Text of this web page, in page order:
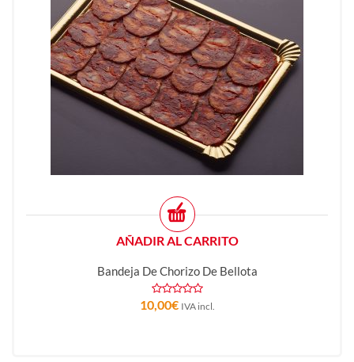
AÑADIR AL CARRITO
Bandeja De Chorizo De Bellota
10,00€ IVA incl.